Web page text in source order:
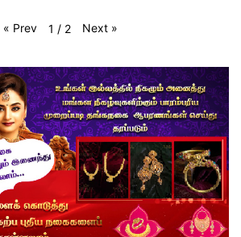
« Prev 1 / 2 Next »